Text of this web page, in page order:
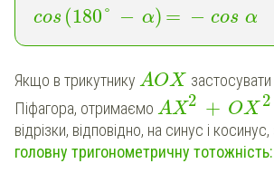
cos (180° − α) = − cos α
Якщо в трикутнику AOX
Піфагора, отримаємо AX2 + OX 2
відрізки, відповідно, на синус і
головну тригонометричну тотожність: